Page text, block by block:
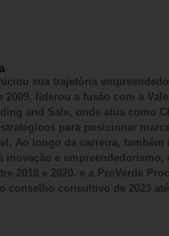
sua trajetória
2009, liderou a fusão com a
and Sale, onde atua como
para posicionar
Ao longo da carreira,
inovação e empreendedorismo,
2018 e 2020. e a ProVerde
conselho consultivo de 2023 até